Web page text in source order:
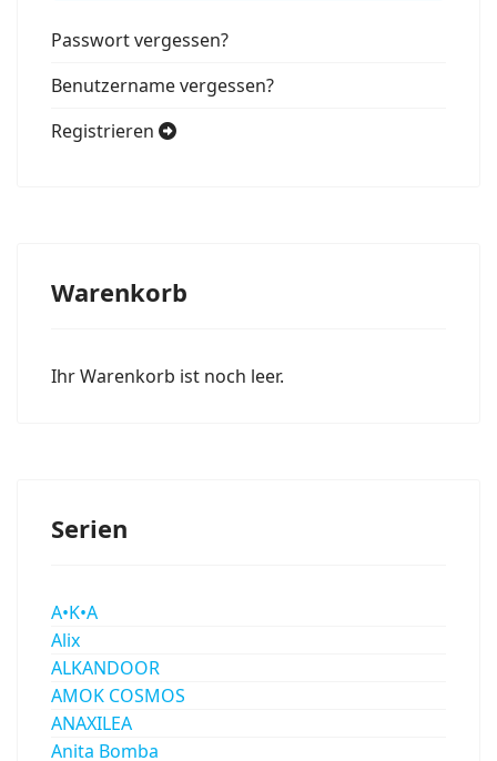
Passwort vergessen?
Benutzername vergessen?
Registrieren
Warenkorb
Ihr Warenkorb ist noch leer.
Serien
A•K•A
Alix
ALKANDOOR
AMOK COSMOS
ANAXILEA
Anita Bomba